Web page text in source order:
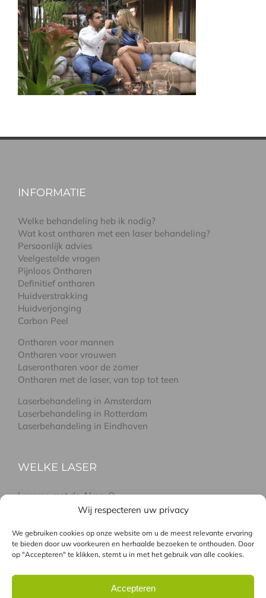
Wij respecteren uw privacy
We gebruiken cookies op onze website om u de meest relevante ervaring
te bieden door uw voorkeuren en herhaalde bezoeken te onthouden. Door
op "Accepteren" te klikken, stemt u in met het gebruik van alle cookies.
Accepteren
INFORMATIE
Welke behandeling heb ik nodig?
Wat kost ontharen met een laser behandeling?
Persoonlijk advies
Veelgestelde vragen
Pijnloos Ontharen
Definitief ontharen
Huidverstrakking
Huidverjonging
Carbon Peel
Ontharen voor mannen
Ontharen voor vrouwen
Laserontharen voor de zomer
Ontharen met de laser, van top tot teen
Laserbehandeling in Amsterdam
Laserbehandeling in Rotterdam
Laserbehandeling in Eindhoven
WELKE LASER
Laseren met de Alma-Q
Laseren met de Soprano pro
Combinatie GentleLASE en Soprano pro
Verschil tussen laser en IPL